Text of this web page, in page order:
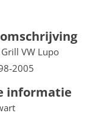
VW Lupo
2005
informatie